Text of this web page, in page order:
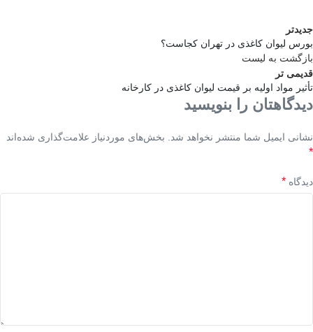
جدیدتر
بورس لیوان کاغذی در تهران کجاست؟
بازگشت به لیست
قدیمی تر
تأثیر مواد اولیه بر قیمت لیوان کاغذی در کارخانه
دیدگاهتان را بنویسید
نشانی ایمیل شما منتشر نخواهد شد. بخش‌های موردنیاز علامت‌گذاری شده‌اند
*
دیدگاه *